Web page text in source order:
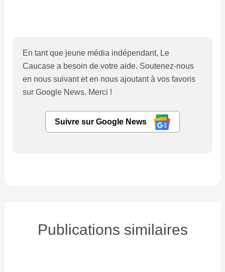
En tant que jeune média indépendant, Le
Caucase a besoin de votre aide. Soutenez-nous
en nous suivant et en nous ajoutant à vos favoris
sur Google News. Merci !
Suivre sur Google News
Publications similaires